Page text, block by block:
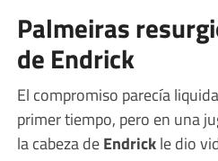
Palmeiras
de Endrick
El compromiso parecía
primer tiempo, pero en una
la cabeza deEndrickle dio